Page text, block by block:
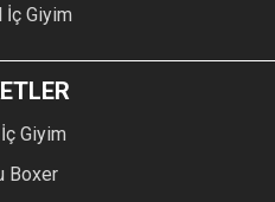
İç Giyim
Giyim
Boxer